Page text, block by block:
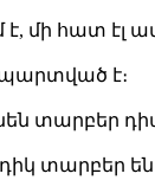
մի հատ էլ
է։
տարբեր
տարբեր են